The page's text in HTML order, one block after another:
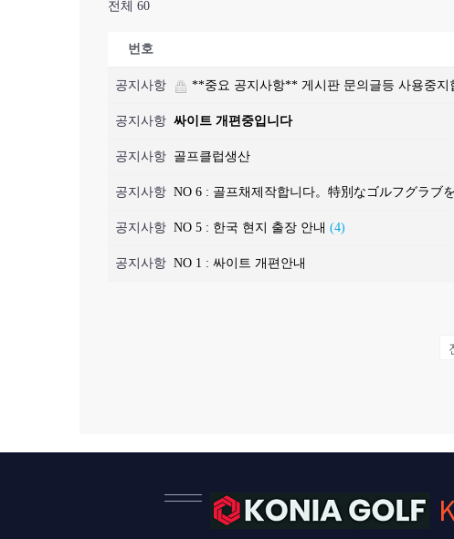
전체 60
번호
공지사항 **중요 공지사항** 게시판 문의글등 사용중지
공지사항 싸이트 개편중입니다
공지사항 골프클럽생산
공지사항 NO 6 : 골프채제작합니다。特別なゴルフグラブ
공지사항 NO 5 : 한국 현지 출장 안내 (4)
공지사항 NO 1 : 싸이트 개편안내